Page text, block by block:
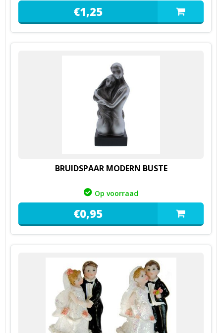
€1,25
BRUIDSPAAR MODERN BUSTE
Op voorraad
€0,95